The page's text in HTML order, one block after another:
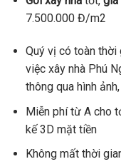
7.500.000 Đ/m2
Quý vị có toàn thời
việc xây nhà Phú
thông qua hình
Miễn phí từ A cho
kế 3D mặt tiền
Không mất thời